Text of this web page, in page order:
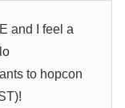
and I feel a
to hopcon